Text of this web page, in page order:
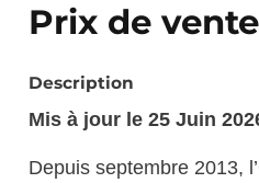
Prix de
Description
Mis à jour le 25 Juin
Depuis septembre 2013,